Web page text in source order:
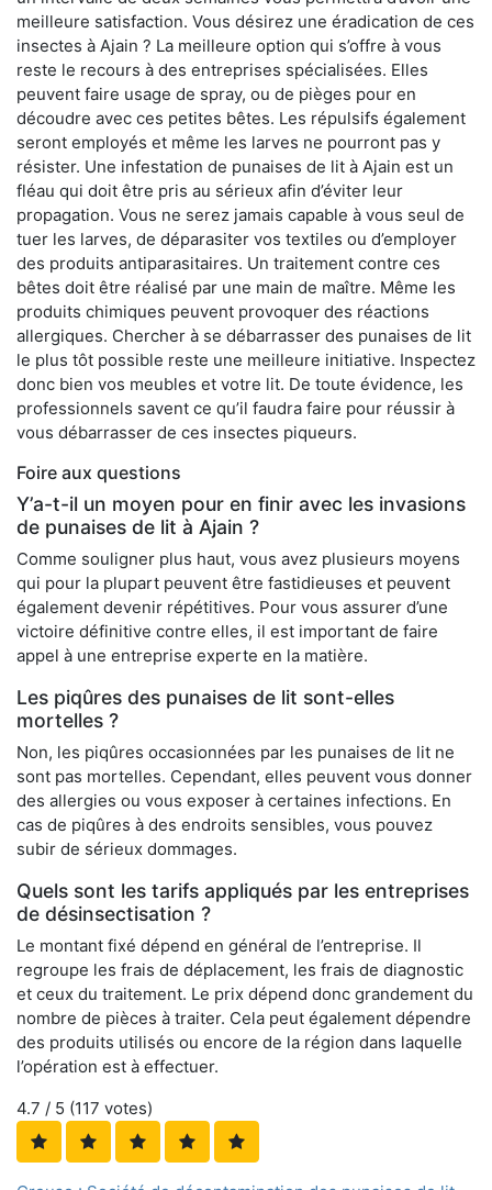
meilleure satisfaction. Vous désirez une éradication de ces
insectes à Ajain ? La meilleure option qui s’offre à vous
reste le recours à des entreprises spécialisées. Elles
peuvent faire usage de spray, ou de pièges pour en
découdre avec ces petites bêtes. Les répulsifs également
seront employés et même les larves ne pourront pas y
résister. Une infestation de punaises de lit à Ajain est un
fléau qui doit être pris au sérieux afin d’éviter leur
propagation. Vous ne serez jamais capable à vous seul de
tuer les larves, de déparasiter vos textiles ou d’employer
des produits antiparasitaires. Un traitement contre ces
bêtes doit être réalisé par une main de maître. Même les
produits chimiques peuvent provoquer des réactions
allergiques. Chercher à se débarrasser des punaises de lit
le plus tôt possible reste une meilleure initiative. Inspectez
donc bien vos meubles et votre lit. De toute évidence, les
professionnels savent ce qu’il faudra faire pour réussir à
vous débarrasser de ces insectes piqueurs.
Foire aux questions
Y’a-t-il un moyen pour en finir avec les invasions
de punaises de lit à Ajain ?
Comme souligner plus haut, vous avez plusieurs moyens
qui pour la plupart peuvent être fastidieuses et peuvent
également devenir répétitives. Pour vous assurer d’une
victoire définitive contre elles, il est important de faire
appel à une entreprise experte en la matière.
Les piqûres des punaises de lit sont-elles
mortelles ?
Non, les piqûres occasionnées par les punaises de lit ne
sont pas mortelles. Cependant, elles peuvent vous donner
des allergies ou vous exposer à certaines infections. En
cas de piqûres à des endroits sensibles, vous pouvez
subir de sérieux dommages.
Quels sont les tarifs appliqués par les entreprises
de désinsectisation ?
Le montant fixé dépend en général de l’entreprise. Il
regroupe les frais de déplacement, les frais de diagnostic
et ceux du traitement. Le prix dépend donc grandement du
nombre de pièces à traiter. Cela peut également dépendre
des produits utilisés ou encore de la région dans laquelle
l’opération est à effectuer.
4.7 / 5 (117 votes)